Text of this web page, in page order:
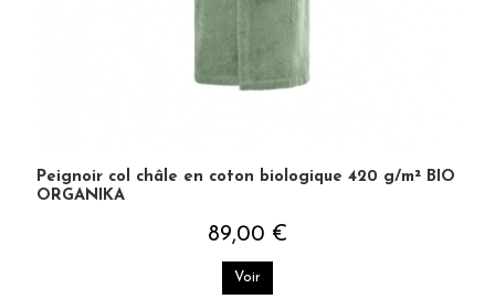
Peignoir col châle en coton biologique 420 g/m² BIO
ORGANIKA
89,00 €
Voir